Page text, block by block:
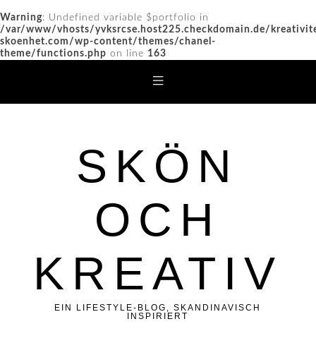
Warning: Undefined variable $portfolio in
/var/www/vhosts/yvksrcse.host225.checkdomain.de/
skoenhet.com/wp-content/themes/chanel-
theme/functions.php on line 163
SKÖN
OCH
KREATIV
EIN LIFESTYLE-BLOG, SKANDINAVISCH
INSPIRIERT